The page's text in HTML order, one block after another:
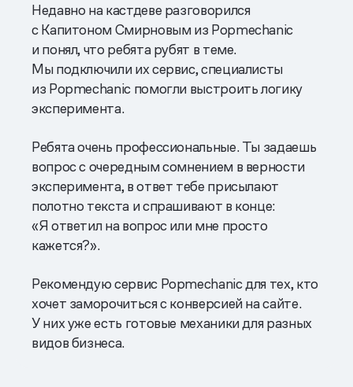
Недавно на кастдеве разговорился
с Капитоном Смирновым из Popmechanic
и понял, что ребята рубят в теме.
Мы подключили их сервис, специалисты
из Popmechanic помогли выстроить логику
эксперимента.
Ребята очень профессиональные. Ты задаешь
вопрос с очередным сомнением в верности
эксперимента, в ответ тебе присылают
полотно текста и спрашивают в конце:
«Я ответил на вопрос или мне просто
кажется?».
Рекомендую сервис Popmechanic для тех, кто
хочет заморочиться с конверсией на сайте.
У них уже есть готовые механики для разных
видов бизнеса.